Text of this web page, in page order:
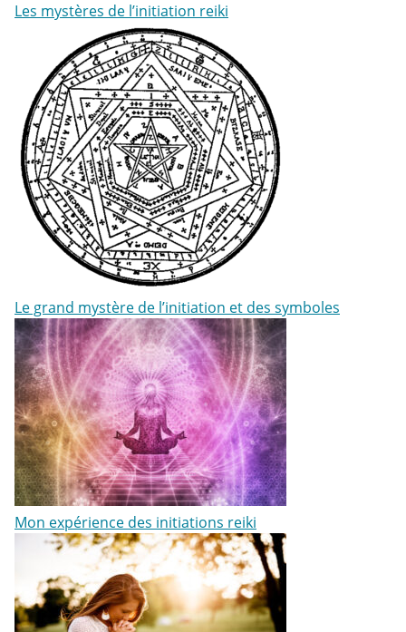
Les mystères de l’initiation reiki
Le grand mystère de l’initiation et des symboles
Mon expérience des initiations reiki